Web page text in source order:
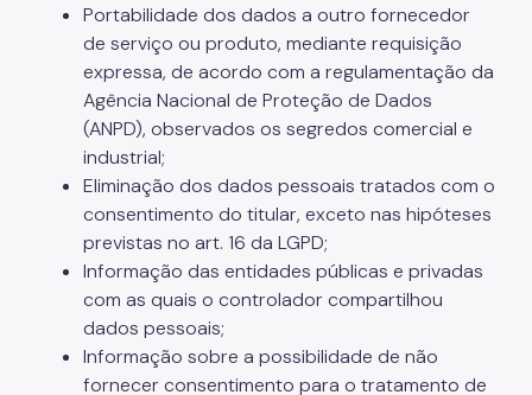
Portabilidade dos dados a outro fornecedor
de serviço ou produto, mediante requisição
expressa, de acordo com a regulamentação da
Agência Nacional de Proteção de Dados
(ANPD), observados os segredos comercial e
industrial;
Eliminação dos dados pessoais tratados com o
consentimento do titular, exceto nas hipóteses
previstas no art. 16 da LGPD;
Informação das entidades públicas e privadas
com as quais o controlador compartilhou
dados pessoais;
Informação sobre a possibilidade de não
fornecer consentimento para o tratamento de